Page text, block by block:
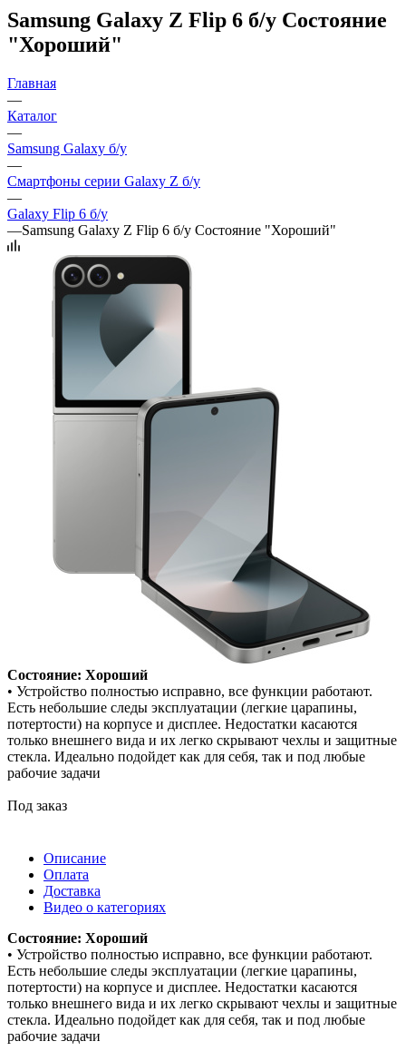
Samsung Galaxy Z Flip 6 б/у Состояние
"Хороший"
Главная
—
Каталог
—
Samsung Galaxy б/у
—
Смартфоны серии Galaxy Z б/у
—
Galaxy Flip 6 б/у
—Samsung Galaxy Z Flip 6 б/у Состояние "Хороший"
Состояние: Хороший
• Устройство полностью исправно, все функции работают.
Есть небольшие следы эксплуатации (легкие царапины,
потертости) на корпусе и дисплее. Недостатки касаются
только внешнего вида и их легко скрывают чехлы и защитные
стекла. Идеально подойдет как для себя, так и под любые
рабочие задачи
Под заказ
Описание
Оплата
Доставка
Видео о категориях
Состояние: Хороший
• Устройство полностью исправно, все функции работают.
Есть небольшие следы эксплуатации (легкие царапины,
потертости) на корпусе и дисплее. Недостатки касаются
только внешнего вида и их легко скрывают чехлы и защитные
стекла. Идеально подойдет как для себя, так и под любые
рабочие задачи